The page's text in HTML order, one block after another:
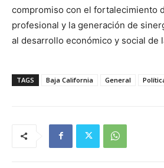
compromiso con el fortalecimiento
profesional y la generación de
al desarrollo económico y social de
TAGS Baja California General